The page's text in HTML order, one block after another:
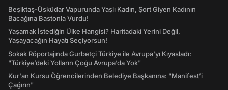
Beşiktaş-Üsküdar Vapurunda Yaşlı Kadın, Şort Giyen Kadının
Bacağına Bastonla Vurdu!
Yaşamak İstediğin Ülke Hangisi? Haritadaki Yerini Değil,
Yaşayacağın Hayatı Seçiyorsun!
Sokak Röportajında Gurbetçi Türkiye ile Avrupa'yı Kıyasladı:
"Türkiye’deki Yolların Çoğu Avrupa’da Yok"
Kur'an Kursu Öğrencilerinden Belediye Başkanına: "Manifest’i
Çağırın"